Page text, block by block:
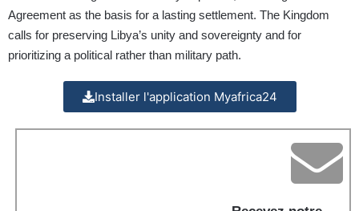
Agreement as the basis for a lasting settlement. The Kingdom
calls for preserving Libya’s unity and sovereignty and for
prioritizing a political rather than military path.
Installer l'application Myafrica24